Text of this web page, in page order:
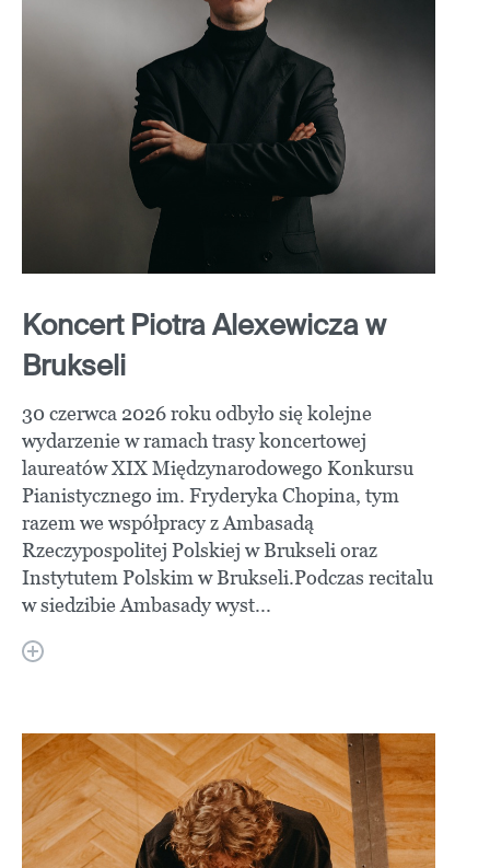
Koncert Piotra Alexewicza w
Brukseli
30 czerwca 2026 roku odbyło się kolejne
wydarzenie w ramach trasy koncertowej
laureatów XIX Międzynarodowego Konkursu
Pianistycznego im. Fryderyka Chopina, tym
razem we współpracy z Ambasadą
Rzeczypospolitej Polskiej w Brukseli oraz
Instytutem Polskim w Brukseli.Podczas recitalu
w siedzibie Ambasady wyst...